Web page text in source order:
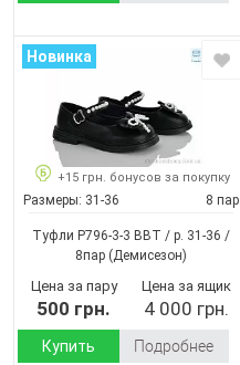
Новинка
+15 грн. бонусов за покупку
Размеры: 31-36 8 пар
Туфли P796-3-3 BBT / p. 31-36 /
8пар (Демисезон)
Цена за пару
500 грн.
Цена за ящик
4 000 грн.
Купить Подробнее